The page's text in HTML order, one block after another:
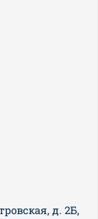
д. 2Б,